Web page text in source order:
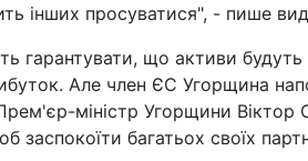
інших просуватися", - пише
гарантувати, що активи будуть
Але член ЄС Угорщина
міністр Угорщини Віктор
багатьох своїх